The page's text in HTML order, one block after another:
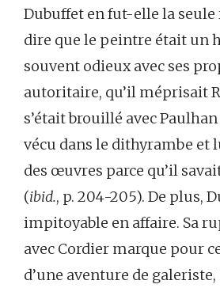
Dubuffet en fut-elle la seule
dire que le peintre était un
souvent odieux avec ses
autoritaire, qu’il méprisait
s’était brouillé avec
vécu dans le dithyrambe et
des œuvres parce qu’il
(ibid., p. 204-205). De plus,
impitoyable en affaire. Sa
avec Cordier marque pour
d’une aventure de